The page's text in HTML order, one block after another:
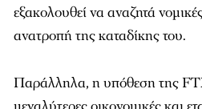
εξακολουθεί να αναζητά
ανατροπή της καταδίκης του.
Παράλληλα, η υπόθεση της